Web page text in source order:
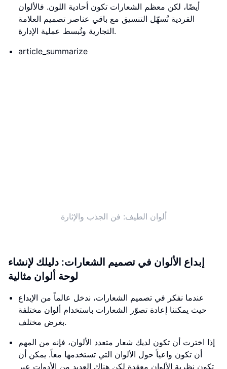
أيضًا، لكن معظم الشعارات تكون أحادية اللون. فالألوان
الفردية تُسهّل التنسيق مع باقي عناصر تصميم العلامة
التجارية وتُبسط عملية الإدارة.
article_summarize
ألوان الطيف: فن الجذب والإثارة
إبداع الألوان في تصميم الشعارات: دليلك لإنشاء
لوحة ألوان مثالية
عندما نفكر في تصميم الشعارات، ندخل عالماً من الإبداع
حيث يمكننا إعادة تصوّر الشعارات باستخدام ألوان مختلفة
بغرض مختلف.
إذا اخترت أن تكون لديك شعار متعدد الألوان، فإنه من المهم
أن تكون واعياً حول الألوان التي تستخدمها معاً. يمكن أن
تكون نظرية الألوان معقدة لكن هناك العديد من الأدوات عبر